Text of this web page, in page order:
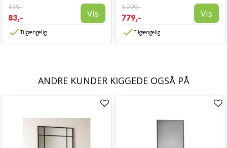
139,-
83,- Vis
Tilgængelig
1.299,-
779,- Vis
Tilgængelig
ANDRE KUNDER KIGGEDE OGSÅ PÅ